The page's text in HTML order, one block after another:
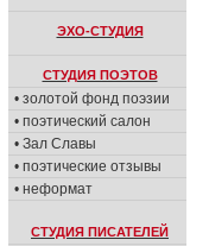
ЭХО-СТУДИЯ
СТУДИЯ ПОЭТОВ
• золотой фонд поэзии
• поэтический салон
• Зал Славы
• поэтические отзывы
• неформат
СТУДИЯ ПИСАТЕЛЕЙ